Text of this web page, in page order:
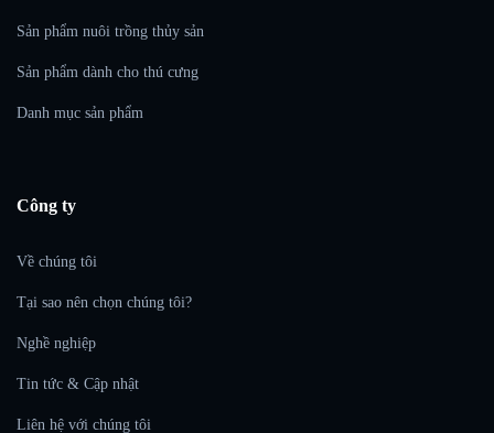
Sản phẩm nuôi trồng thủy sản
Sản phẩm dành cho thú cưng
Danh mục sản phẩm
Công ty
Về chúng tôi
Tại sao nên chọn chúng tôi?
Nghề nghiệp
Tin tức & Cập nhật
Liên hệ với chúng tôi